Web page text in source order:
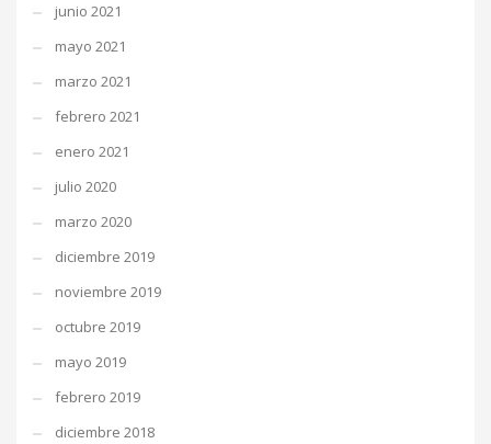
junio 2021
mayo 2021
marzo 2021
febrero 2021
enero 2021
julio 2020
marzo 2020
diciembre 2019
noviembre 2019
octubre 2019
mayo 2019
febrero 2019
diciembre 2018